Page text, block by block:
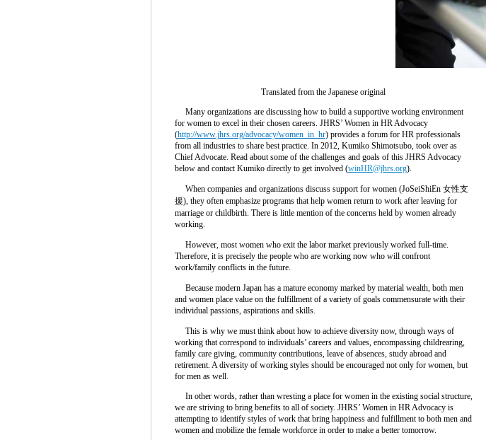
Translated from the Japanese original
Many organizations are discussing how to build a supportive working environment
for women to excel in their chosen careers. JHRS’ Women in HR Advocacy
(http://www.jhrs.org/advocacy/women_in_hr) provides a forum for HR professionals
from all industries to share best practice. In 2012, Kumiko Shimotsubo, took over as
Chief Advocate. Read about some of the challenges and goals of this JHRS Advocacy
below and contact Kumiko directly to get involved (winHR@jhrs.org).
When companies and organizations discuss support for women (JoSeiShiEn 女性支
援), they often emphasize programs that help women return to work after leaving for
marriage or childbirth. There is little mention of the concerns held by women already
working.
However, most women who exit the labor market previously worked full-time.
Therefore, it is precisely the people who are working now who will confront
work/family conflicts in the future.
Because modern Japan has a mature economy marked by material wealth, both men
and women place value on the fulfillment of a variety of goals commensurate with their
individual passions, aspirations and skills.
This is why we must think about how to achieve diversity now, through ways of
working that correspond to individuals’ careers and values, encompassing childrearing,
family care giving, community contributions, leave of absences, study abroad and
retirement. A diversity of working styles should be encouraged not only for women, but
for men as well.
In other words, rather than wresting a place for women in the existing social structure,
we are striving to bring benefits to all of society. JHRS’ Women in HR Advocacy is
attempting to identify styles of work that bring happiness and fulfillment to both men and
women and mobilize the female workforce in order to make a better tomorrow.